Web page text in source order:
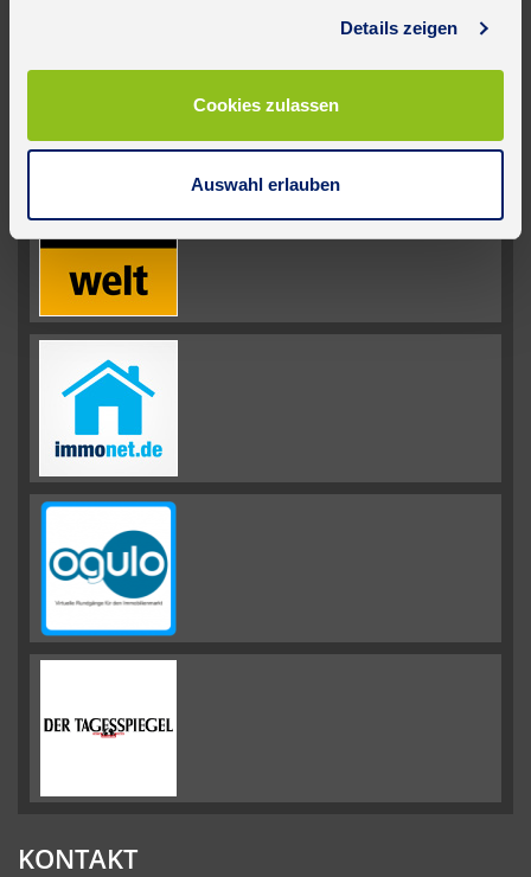
Details zeigen
Cookies zulassen
Auswahl erlauben
KONTAKT